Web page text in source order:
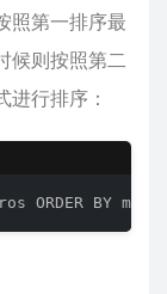
照第一排序最
候则按照第二
行排序：
ORDER BY